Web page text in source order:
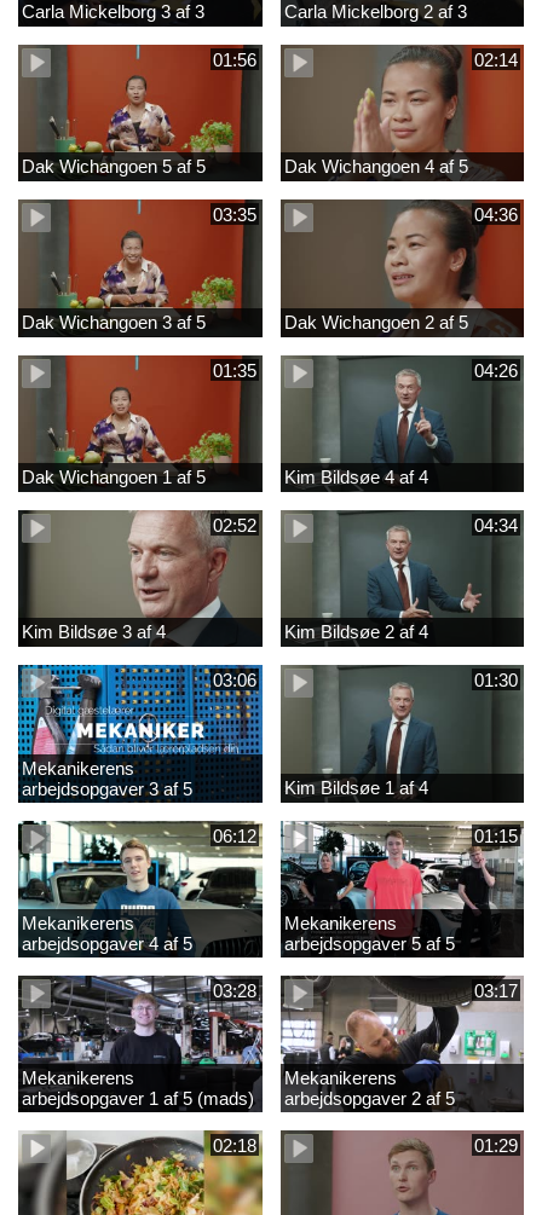
Carla Mickelborg 3 af 3 Carla Mickelborg 2 af 3
01:56
Dak Wichangoen 5 af 5
02:14
Dak Wichangoen 4 af 5
03:35
Dak Wichangoen 3 af 5
04:36
Dak Wichangoen 2 af 5
01:35
Dak Wichangoen 1 af 5
04:26
Kim Bildsøe 4 af 4
02:52
Kim Bildsøe 3 af 4
04:34
Kim Bildsøe 2 af 4
03:06
Mekanikerens
arbejdsopgaver 3 af 5
(lærepladssøgning)
01:30
Kim Bildsøe 1 af 4
06:12
Mekanikerens
arbejdsopgaver 4 af 5
(Frederik Vesti)
01:15
Mekanikerens
arbejdsopgaver 5 af 5
(Frederik Vesti)
03:28
Mekanikerens
arbejdsopgaver 1 af 5 (mads)
03:17
Mekanikerens
arbejdsopgaver 2 af 5
(magnus)
02:18
01:29